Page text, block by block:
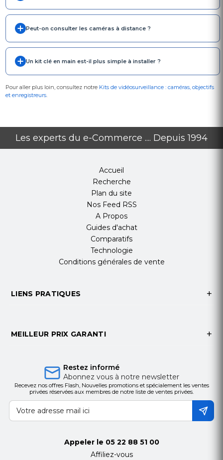
Peut-on consulter les caméras à distance ?
Un kit clé en main est-il plus simple à installer ?
Pour aller plus loin, consultez notre Kits de vidéosurveillance : caméras, objectifs
et enregistreurs.
Les experts du e-Commerce .... Depuis 1994
Accueil
Recherche
Plan du site
Nos Feed RSS
A Propos
Guides d'achat
Comparatifs
Technologie
Conditions générales de vente
LIENS PRATIQUES
MEILLEUR PRIX GARANTI
Restez informé
Abonnez vous à notre newsletter
Recevez nos offres Flash, Nouvelles promotions et spécialement les ventes
privées réservées aux membres de notre liste de ventes privées.
Appeler le 05 22 88 51 00
Affiliez-vous